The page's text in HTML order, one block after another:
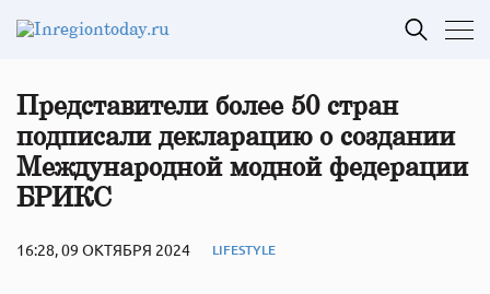
Представители более 50 стран
подписали декларацию о создании
Международной модной федерации
БРИКС
16:28, 09 ОКТЯБРЯ 2024 LIFESTYLE